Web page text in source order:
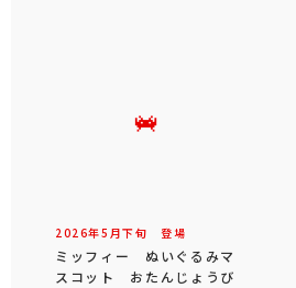
2026年5 月下旬 登場
ミッフィー ぬいぐるみマ
スコット おたんじょうび